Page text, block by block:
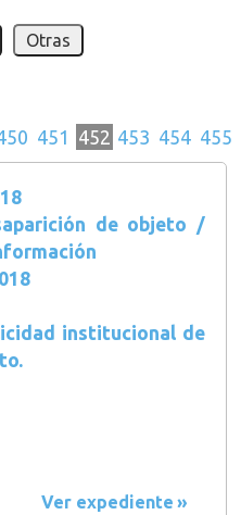
Otras
451 452 453 454 455
de objeto /
institucional de
Ver expediente